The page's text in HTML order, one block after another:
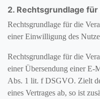
2. Rechtsgrundlage
Rechtsgrundlage für die
einer Einwilligung des
Rechtsgrundlage für die
einer Übersendung einer E-
Abs. 1 lit. f DSGVO. Zielt
eines Vertrages ab, so ist